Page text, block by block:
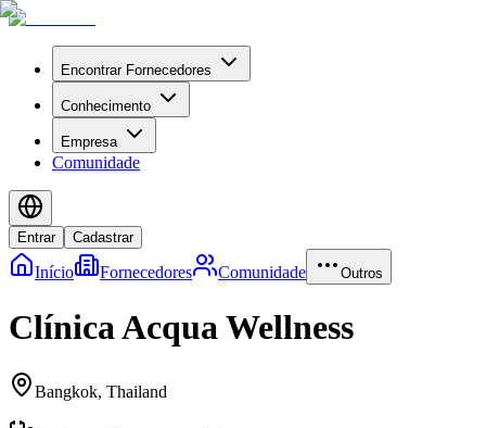
Encontrar Fornecedores
Conhecimento
Empresa
Comunidade
Entrar Cadastrar
Início Fornecedores Comunidade Outros
Clínica Acqua Wellness
Bangkok, Thailand